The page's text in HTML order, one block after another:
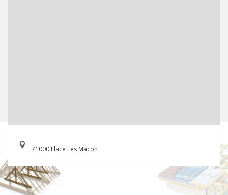
71000 Flace Les Macon